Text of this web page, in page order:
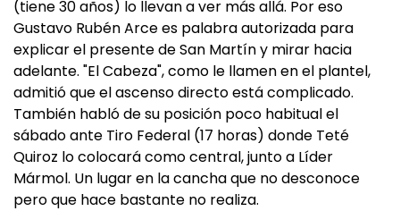
(tiene 30 años) lo llevan a ver más allá. Por eso
Gustavo Rubén Arce es palabra autorizada para
explicar el presente de San Martín y mirar hacia
adelante. "El Cabeza", como le llamen en el plantel,
admitió que el ascenso directo está complicado.
También habló de su posición poco habitual el
sábado ante Tiro Federal (17 horas) donde Teté
Quiroz lo colocará como central, junto a Líder
Mármol. Un lugar en la cancha que no desconoce
pero que hace bastante no realiza.